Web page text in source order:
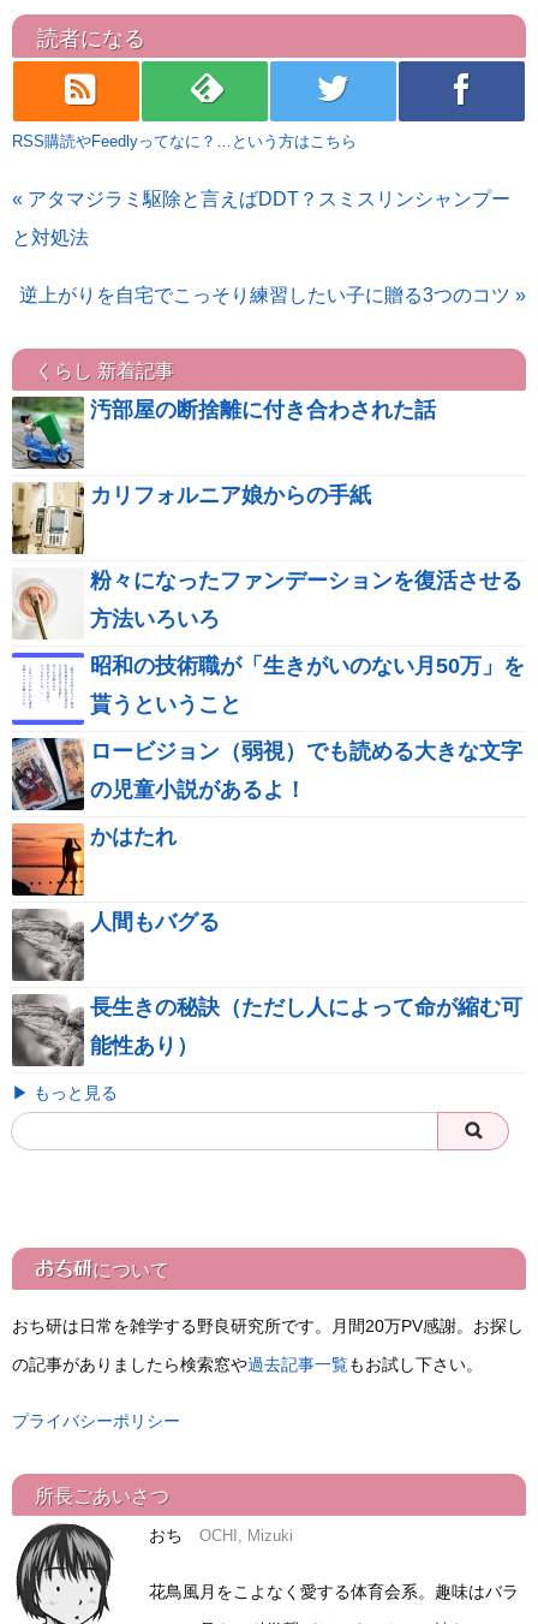
読者になる
rss feedly twitter facebook
RSS購読やFeedlyってなに？…という方はこちら
« アタマジラミ駆除と言えばDDT？スミスリンシャンプー
と対処法
逆上がりを自宅でこっそり練習したい子に贈る3つのコツ »
くらし 新着記事
汚部屋の断捨離に付き合わされた話
カリフォルニア娘からの手紙
粉々になったファンデーションを復活させる
方法いろいろ
昭和の技術職が「生きがいのない月50万」を
貰うということ
ロービジョン（弱視）でも読める大きな文字
の児童小説があるよ！
かはたれ
人間もバグる
長生きの秘訣（ただし人によって命が縮む可
能性あり）
▶ もっと見る
おち研について
おち研は日常を雑学する野良研究所です。月間20万PV感謝。お探し
の記事がありましたら検索窓や過去記事一覧もお試し下さい。
プライバシーポリシー
所長ごあいさつ
おち OCHI, Mizuki
花鳥風月をこよなく愛する体育会系。趣味はバラ